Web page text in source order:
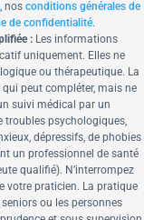
, nos conditions générales de
de confidentialité.
:Les informations
uniquement. Elles ne
ou thérapeutique. La
peut compléter, mais ne
suivi médical par un
troubles psychologiques,
dépressifs, de phobies
un professionnel de santé
qualifié). N’interrompez
votre praticien. La pratique
ou les personnes